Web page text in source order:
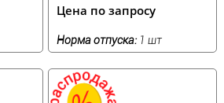
Цена по запросу
Норма отпуска: 1 шт